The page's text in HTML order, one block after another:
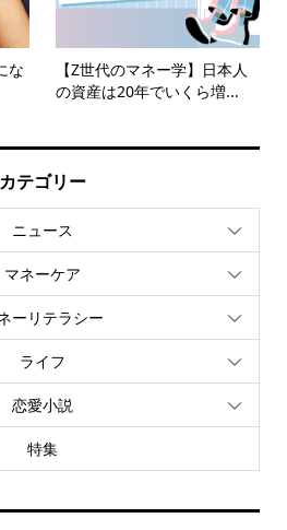
な
【Z世代のマネー学】日本人
の資産は20年でいくら増...
カテゴリー
ニュース
マネーケア
ーリテラシー
ライフ
恋愛小説
特集